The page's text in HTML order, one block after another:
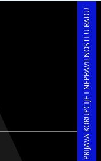
PRIJAVA KORUPCIJE I NEPRAVILNOSTI U RADU